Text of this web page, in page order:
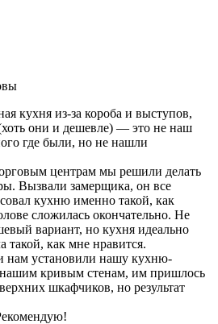
кухня из-за короба и выступов,
они и дешевле) — это не наш
где были, но не нашли
центрам мы решили делать
Вызвали замерщика, он все
кухню именно такой, как
сложилась окончательно. Не
вариант, но кухня идеально
такой, как мне нравится.
нам установили нашу кухню-
нашим кривым стенам, им пришлось
шкафчиков, но результат